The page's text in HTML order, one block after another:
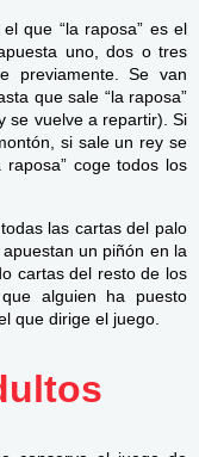
que “la raposa” es el
uno, dos o tres
previamente. Se van
que sale “la raposa”
se vuelve a repartir). Si
si sale un rey se
coge todos los
las cartas del palo
un piñón en la
cartas del resto de los
alguien ha puesto
que dirige el juego.